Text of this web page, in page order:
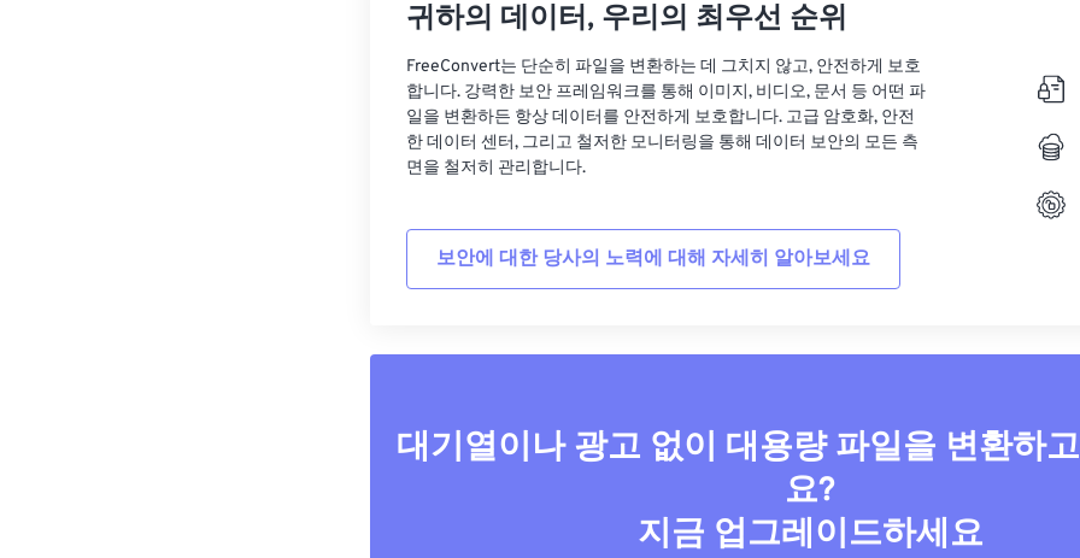
귀하의 데이터, 우리의 최우선 순위
FreeConvert는 단순히 파일을 변환하는 데 그치지 않고, 안전하게 보호
합니다. 강력한 보안 프레임워크를 통해 이미지, 비디오, 문서 등 어떤 파
일을 변환하든 항상 데이터를 안전하게 보호합니다. 고급 암호화, 안전
한 데이터 센터, 그리고 철저한 모니터링을 통해 데이터 보안의 모든 측
면을 철저히 관리합니다.
보안에 대한 당사의 노력에 대해 자세히 알아보세요
대기열이나 광고 없이 대용량 파일을 변환하
요?
지금 업그레이드하세요